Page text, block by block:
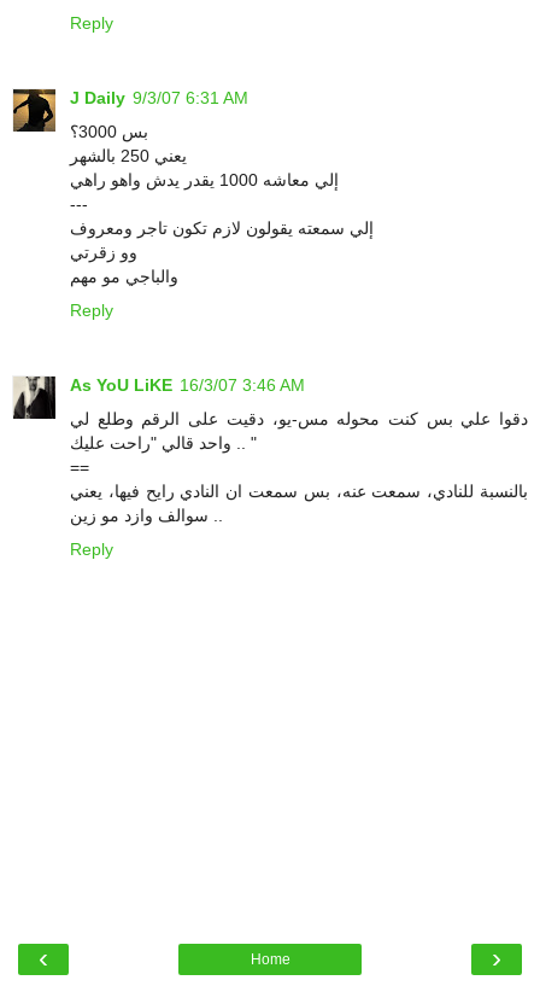
Reply
J Daily 9/3/07 6:31 AM
بس 3000؟
يعني 250 بالشهر
إلي معاشه 1000 يقدر يدش واهو راهي
---
إلي سمعته يقولون لازم تكون تاجر ومعروف
وو زقرتي
والباجي مو مهم
Reply
As YoU LiKE 16/3/07 3:46 AM
دقوا علي بس كنت محوله مس-يو، دقيت على الرقم وطلع لي
واحد قالي "راحت عليك .. "
==
بالنسبة للنادي، سمعت عنه، بس سمعت ان النادي رايح فيها، يعني
Reply
‹ ›
Home